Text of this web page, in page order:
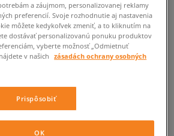
a záujmom, personalizovanej reklamy
preferencií. Svoje rozhodnutie aj nastavenia
môžete kedykoľvek zmeniť, a to kliknutím na
dostávať personalizovanú ponuku produktov
vyberte možnosť „Odmietnuť
v našich
zásadách ochrany osobných
Prispôsobiť
OK